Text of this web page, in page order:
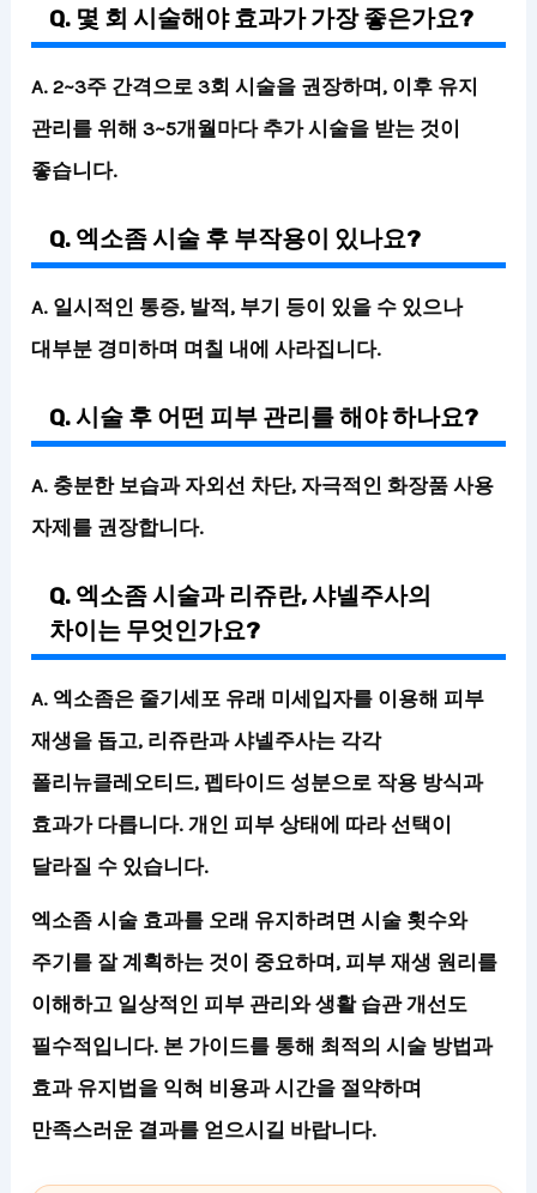
Q. 몇 회 시술해야 효과가 가장 좋은가요?
A. 2~3주 간격으로 3회 시술을 권장하며, 이후 유지
관리를 위해 3~5개월마다 추가 시술을 받는 것이
좋습니다.
Q. 엑소좀 시술 후 부작용이 있나요?
A. 일시적인 통증, 발적, 부기 등이 있을 수 있으나
대부분 경미하며 며칠 내에 사라집니다.
Q. 시술 후 어떤 피부 관리를 해야 하나요?
A. 충분한 보습과 자외선 차단, 자극적인 화장품 사용
자제를 권장합니다.
Q. 엑소좀 시술과 리쥬란, 샤넬주사의
차이는 무엇인가요?
A. 엑소좀은 줄기세포 유래 미세입자를 이용해 피부
재생을 돕고, 리쥬란과 샤넬주사는 각각
폴리뉴클레오티드, 펩타이드 성분으로 작용 방식과
효과가 다릅니다. 개인 피부 상태에 따라 선택이
달라질 수 있습니다.
엑소좀 시술 효과를 오래 유지하려면 시술 횟수와
주기를 잘 계획하는 것이 중요하며, 피부 재생 원리를
이해하고 일상적인 피부 관리와 생활 습관 개선도
필수적입니다. 본 가이드를 통해 최적의 시술 방법과
효과 유지법을 익혀 비용과 시간을 절약하며
만족스러운 결과를 얻으시길 바랍니다.